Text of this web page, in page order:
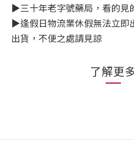
▶三十年老字號藥局，看的見
▶逢假日物流業休假無法立即
出貨，不便之處請見諒
了解更